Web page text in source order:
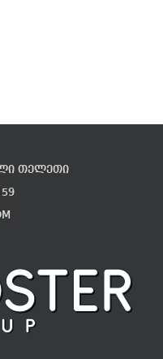
თელეთი